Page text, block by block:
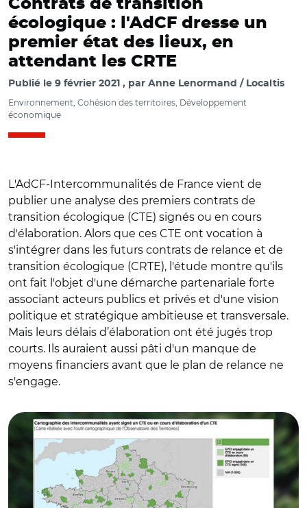
Contrats de transition
écologique : l'AdCF dresse un
premier état des lieux, en
attendant les CRTE
Publié le 9 février 2021 par Anne Lenormand / Localtis
Environnement, Cohésion des territoires, Développement
économique
L'AdCF-Intercommunalités de France vient de
publier une analyse des premiers contrats de
transition écologique (CTE) signés ou en cours
d'élaboration. Alors que ces CTE ont vocation à
s'intégrer dans les futurs contrats de relance et de
transition écologique (CRTE), l'étude montre qu'ils
ont fait l'objet d'une démarche partenariale forte
associant acteurs publics et privés et d'une vision
politique et stratégique ambitieuse et transversale.
Mais leurs délais d’élaboration ont été jugés trop
courts. Ils auraient aussi pâti d'un manque de
moyens financiers avant que le plan de relance ne
s'engage.